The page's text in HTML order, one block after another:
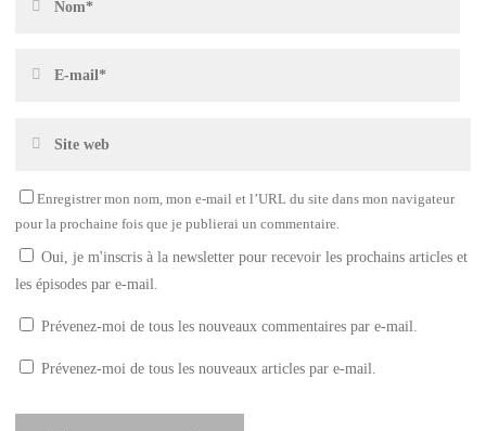
Enregistrer mon nom, mon e-mail et l’URL du site dans mon navigateur
pour la prochaine fois que je publierai un commentaire.
Oui, je m'inscris à la newsletter pour recevoir les prochains articles et
les épisodes par e-mail.
Prévenez-moi de tous les nouveaux commentaires par e-mail.
Prévenez-moi de tous les nouveaux articles par e-mail.